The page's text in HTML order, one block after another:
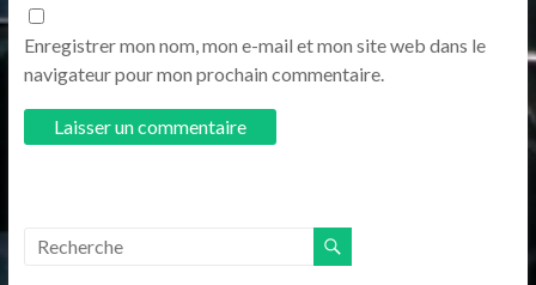
Enregistrer mon nom, mon e-mail et mon site web dans le
navigateur pour mon prochain commentaire.